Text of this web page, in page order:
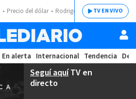
Precio del dólar Rodrigo ChavesTV EN VIVO
En alerta Internacional Tendencia
Seguí aquíTV en
directo